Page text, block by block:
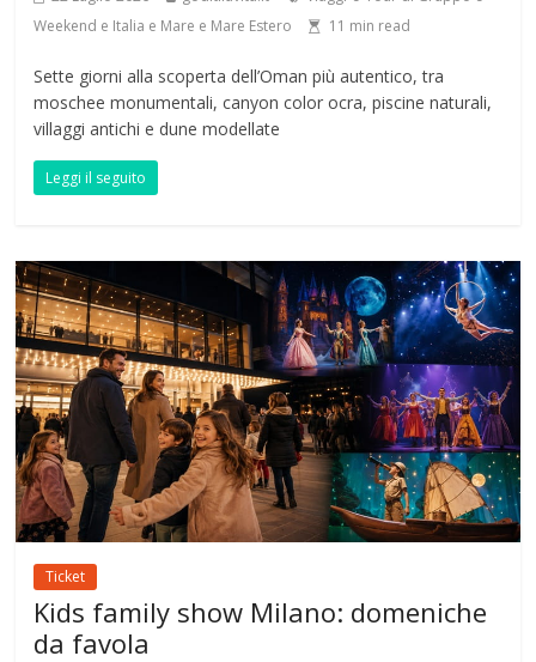
Weekend e Italia e Mare e Mare Estero
11 min read
Sette giorni alla scoperta dell’Oman più autentico, tra
moschee monumentali, canyon color ocra, piscine naturali,
villaggi antichi e dune modellate
Leggi il seguito
Ticket
Kids family show Milano: domeniche
da favola